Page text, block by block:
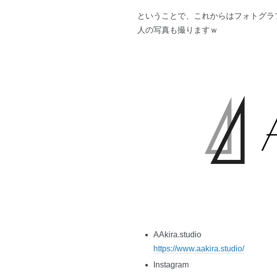
ということで、これからはフォトグ
人の写真も撮りますｗ
AAkira.studio
https://www.aakira.studio/
Instagram